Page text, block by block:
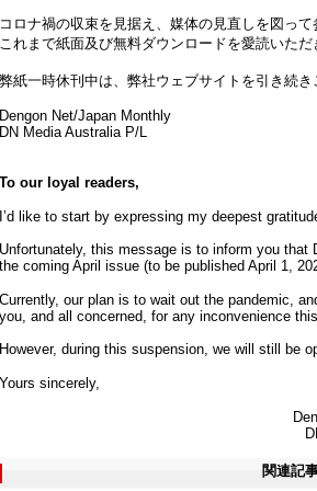
コロナ禍の収束を見据え、媒体の見直しを図って
これまで紙面及び無料ダウンロードを愛読いた
弊紙一時休刊中は、弊社ウェブサイトを引き続
Dengon Net/Japan Monthly
DN Media Australia P/L
To our loyal readers,
I’d like to start by expressing my deepest
Unfortunately, this message is to inform you
the coming April issue (to be published April 1,
Currently, our plan is to wait out the pandemic,
you, and all concerned, for any inconvenience
However, during this suspension, we will still be
Yours sincerely,
関連記